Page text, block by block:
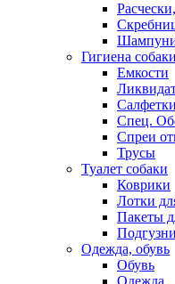
Гигиена собаки
Емкости
Спец.
Спреи
Трусы
Туалет собаки
Коврики
Лотки
Пакеты
Одежда, обувь
Обувь
Одежда